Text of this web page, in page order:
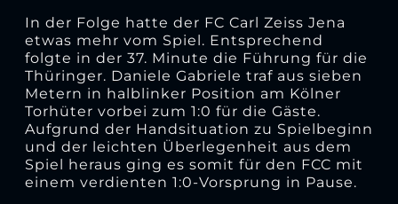
In der Folge hatte der FC Carl Zeiss Jena
etwas mehr vom Spiel. Entsprechend
folgte in der 37. Minute die Führung für die
Thüringer. Daniele Gabriele traf aus sieben
Metern in halblinker Position am Kölner
Torhüter vorbei zum 1:0 für die Gäste.
Aufgrund der Handsituation zu Spielbeginn
und der leichten Überlegenheit aus dem
Spiel heraus ging es somit für den FCC mit
einem verdienten 1:0-Vorsprung in Pause.